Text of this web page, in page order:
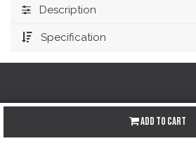
Add to Cart
Description
Specification
Redes sociales